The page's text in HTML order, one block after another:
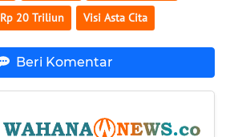
Rp 20 Triliun Visi Asta Cita
Beri Komentar